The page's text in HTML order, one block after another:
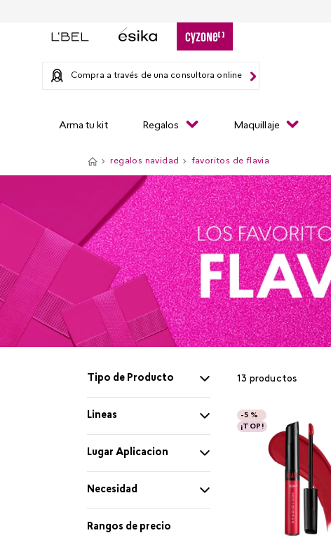
Compra a través de una consultora online
Arma tu kit Regalos Maquillaje
regalos navidad favoritos de flavia
Tipo de Producto
Sombra de ojos
Lineas
Studio Look
Lugar Aplicacion
Ojos
Necesidad
Limpia y tonifica
Rangos de precio
13 productos
-5 %
¡TOP!